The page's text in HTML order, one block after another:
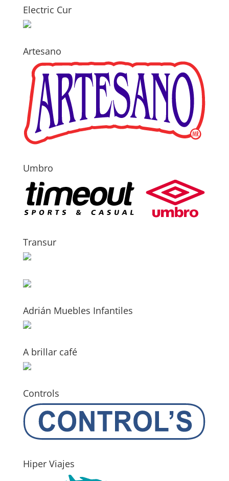
Electric Cur
Artesano
Umbro
Transur
Adrián Muebles Infantiles
A brillar café
Controls
Hiper Viajes